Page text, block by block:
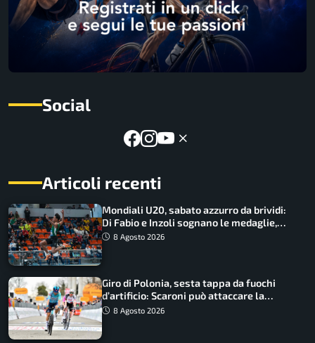
Social
Articoli recenti
Mondiali U20, sabato azzurro da brividi:
Di Fabio e Inzoli sognano le medaglie,
Castellani e Succo in finale
8 Agosto 2026
Giro di Polonia, sesta tappa da fuochi
d’artificio: Scaroni può attaccare la
maglia di Lemmen
8 Agosto 2026